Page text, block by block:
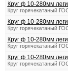
Круг ф 10-280мм
Круг горячекатаный
Круг ф 10-280мм
Круг горячекатаный
Круг ф 10-280мм
Круг горячекатаный
Круг ф 10-280мм
Круг горячекатаный